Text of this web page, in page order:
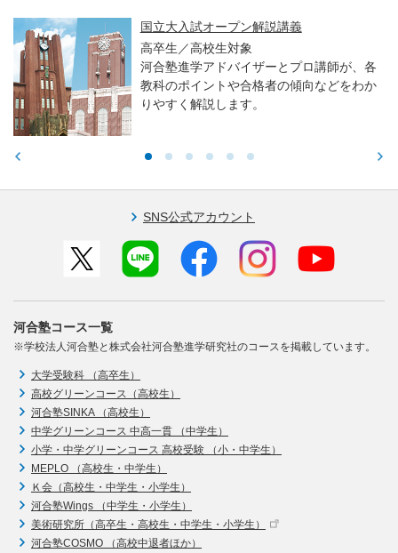
国立大入試オープン解説講義
高卒生／高校生対象
河合塾進学アドバイザーとプロ講師が、各
教科のポイントや合格者の傾向などをわか
りやすく解説します。
SNS公式アカウント
河合塾コース一覧
※学校法人河合塾と株式会社河合塾進学研究社のコースを掲載しています。
大学受験科 （高卒生）
高校グリーンコース（高校生）
河合塾SINKA （高校生）
中学グリーンコース 中高一貫 （中学生）
小学・中学グリーンコース 高校受験 （小・中学生）
MEPLO （高校生・中学生）
Ｋ会（高校生・中学生・小学生）
河合塾Wings （中学生・小学生）
美術研究所（高卒生・高校生・中学生・小学生）
河合塾COSMO （高校中退者ほか）